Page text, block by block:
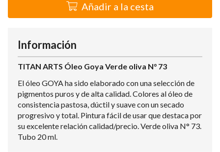
Añadir a la cesta
Información
TITAN ARTS Óleo Goya Verde oliva N° 73
El óleo GOYA ha sido elaborado con una selección de
pigmentos puros y de alta calidad. Colores al óleo de
consistencia pastosa, dúctil y suave con un secado
progresivo y total. Pintura fácil de usar que destaca por
su excelente relación calidad/precio. Verde oliva N° 73.
Tubo 20 ml.